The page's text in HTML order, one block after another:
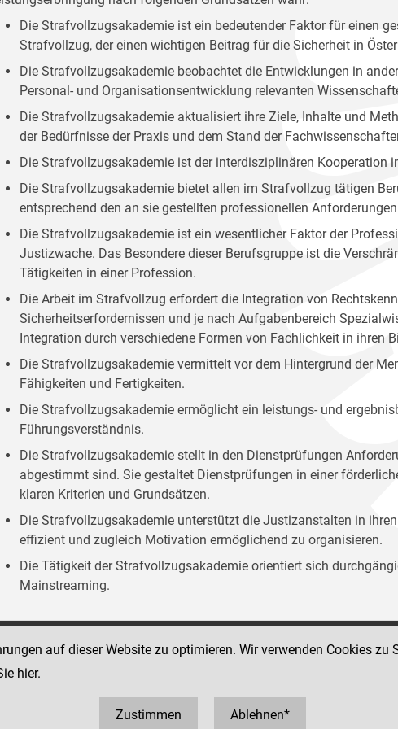
Die Strafvollzugsakademie ist ein bedeutender Faktor für einen
Strafvollzug, der einen wichtigen Beitrag für die Sicherheit in
Die Strafvollzugsakademie beobachtet die Entwicklungen in
Personal- und Organisationsentwicklung relevanten
Die Strafvollzugsakademie aktualisiert ihre Ziele, Inhalte und
der Bedürfnisse der Praxis und dem Stand der
Die Strafvollzugsakademie ist der interdisziplinären Kooperation
Die Strafvollzugsakademie bietet allen im Strafvollzug tätigen
entsprechend den an sie gestellten professionellen
Die Strafvollzugsakademie ist ein wesentlicher Faktor der
Justizwache. Das Besondere dieser Berufsgruppe ist die
Tätigkeiten in einer Profession.
Die Arbeit im Strafvollzug erfordert die Integration von
Sicherheitserfordernissen und je nach Aufgabenbereich
Integration durch verschiedene Formen von Fachlichkeit in ihren
Die Strafvollzugsakademie vermittelt vor dem Hintergrund der
Fähigkeiten und Fertigkeiten.
Die Strafvollzugsakademie ermöglicht ein leistungs- und
Führungsverständnis.
Die Strafvollzugsakademie stellt in den Dienstprüfungen
abgestimmt sind. Sie gestaltet Dienstprüfungen in einer
klaren Kriterien und Grundsätzen.
Die Strafvollzugsakademie unterstützt die Justizanstalten in
effizient und zugleich Motivation ermöglichend zu organisieren.
Die Tätigkeit der Strafvollzugsakademie orientiert sich
Mainstreaming.
12
1 40403 358810
Social Media Kanäle
auf dieser Website zu optimieren. Wir verwenden Cookies
hier.
Zustimmen Ablehnen*